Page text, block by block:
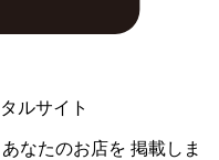
ルサイト
あなたのお店を 掲載しま